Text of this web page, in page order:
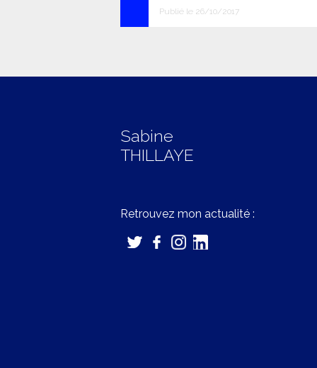
Publié le 26/10/2017
Sabine
THILLAYE
Retrouvez mon actualité :